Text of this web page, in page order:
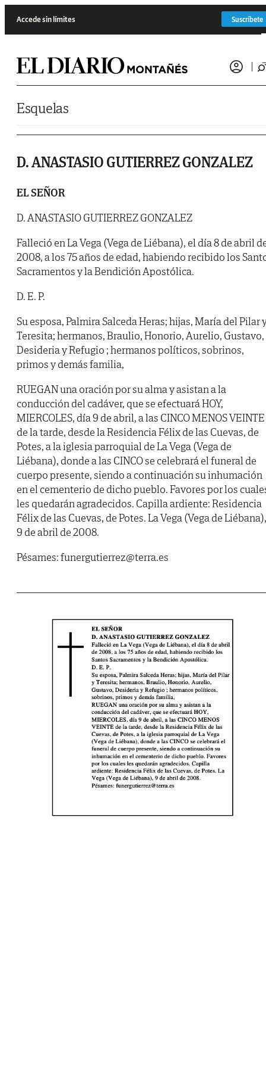
Accede sin límites Suscríbete
Esquelas
D. ANASTASIO GUTIERREZ GONZALEZ
EL SEÑOR
D. ANASTASIO GUTIERREZ GONZALEZ
Falleció en La Vega (Vega de Liébana), el día 8 de abril
2008, a los 75 años de edad, habiendo recibido los
Sacramentos y la Bendición Apostólica.
D. E. P.
Su esposa, Palmira Salceda Heras; hijas, María del Pilar
Teresita; hermanos, Braulio, Honorio, Aurelio, Gustavo,
Desideria y Refugio ; hermanos políticos, sobrinos,
primos y demás familia,
RUEGAN una oración por su alma y asistan a la
conducción del cadáver, que se efectuará HOY,
MIERCOLES, día 9 de abril, a las CINCO MENOS VEINTE
de la tarde, desde la Residencia Félix de las Cuevas, de
Potes, a la iglesia parroquial de La Vega (Vega de
Liébana), donde a las CINCO se celebrará el funeral de
cuerpo presente, siendo a continuación su inhumación
en el cementerio de dicho pueblo. Favores por los
les quedarán agradecidos. Capilla ardiente: Residencia
Félix de las Cuevas, de Potes. La Vega (Vega de Liébana),
9 de abril de 2008.
Pésames: funergutierrez@terra.es